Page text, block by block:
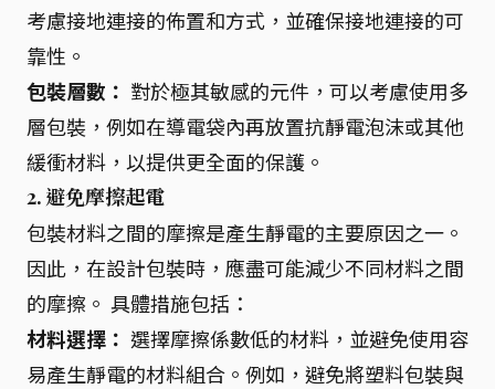
考慮接地連接的佈置和方式，並確保接地連接的可
靠性。
包裝層數： 對於極其敏感的元件，可以考慮使用多
層包裝，例如在導電袋內再放置抗靜電泡沫或其他
緩衝材料，以提供更全面的保護。
2. 避免摩擦起電
包裝材料之間的摩擦是產生靜電的主要原因之一。
因此，在設計包裝時，應盡可能減少不同材料之間
的摩擦。 具體措施包括：
材料選擇： 選擇摩擦係數低的材料，並避免使用容
易產生靜電的材料組合。例如，避免將塑料包裝與